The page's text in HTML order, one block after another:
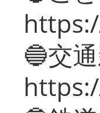
🔵交